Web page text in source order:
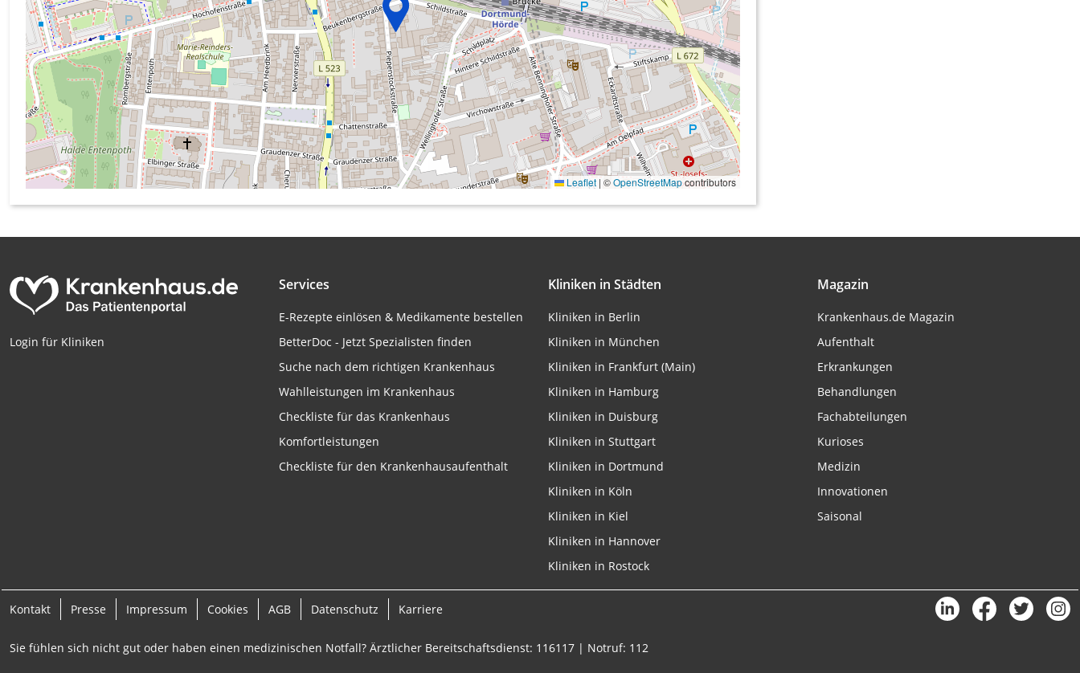
Leaflet | ©OpenStreetMapcontributors
Login für Kliniken
Services
E-Rezepte einlösen & Medikamente bestellen
BetterDoc - Jetzt Spezialisten finden
Suche nach dem richtigen Krankenhaus
Wahlleistungen im Krankenhaus
Checkliste für das Krankenhaus
Komfortleistungen
Checkliste für den Krankenhausaufenthalt
Kliniken in Städten
Kliniken in Berlin
Kliniken in München
Kliniken in Frankfurt (Main)
Kliniken in Hamburg
Kliniken in Duisburg
Kliniken in Stuttgart
Kliniken in Dortmund
Kliniken in Köln
Kliniken in Kiel
Kliniken in Hannover
Kliniken in Rostock
Magazin
Krankenhaus.de Magazin
Aufenthalt
Erkrankungen
Behandlungen
Fachabteilungen
Kurioses
Medizin
Innovationen
Saisonal
Kontakt Presse Impressum Cookies AGB Datenschutz Karriere
Sie fühlen sich nicht gut oder haben einen medizinischen Notfall? Ärztlicher Bereitschaftsdienst: 116117 | Notruf: 112
Messung der Performance von Inhalten
Analyse von Zielgruppen durch Statistiken oder Kombinationen von Daten aus
verschiedenen Quellen
Entwicklung und Verbesserung der Angebote
Verwendung reduzierter Daten zur Auswahl von Inhalten
IAB-Besonderheiten:
Verwendung genauer Standortdaten
Geräte anhand von aktiv angeforderten Informationen identifizieren
Performance